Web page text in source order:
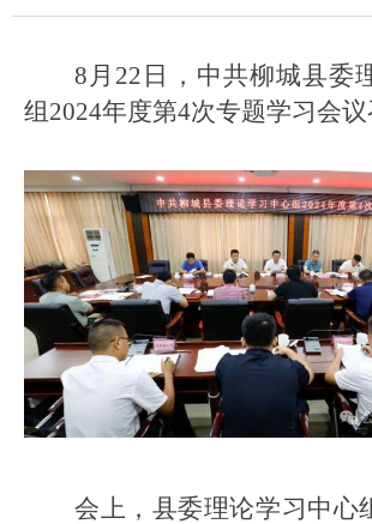
政府信息公开
网上办事
数据专题
8月22日，中共柳城县委
组2024年度第4次专题学习会议
会上，县委理论学习中心